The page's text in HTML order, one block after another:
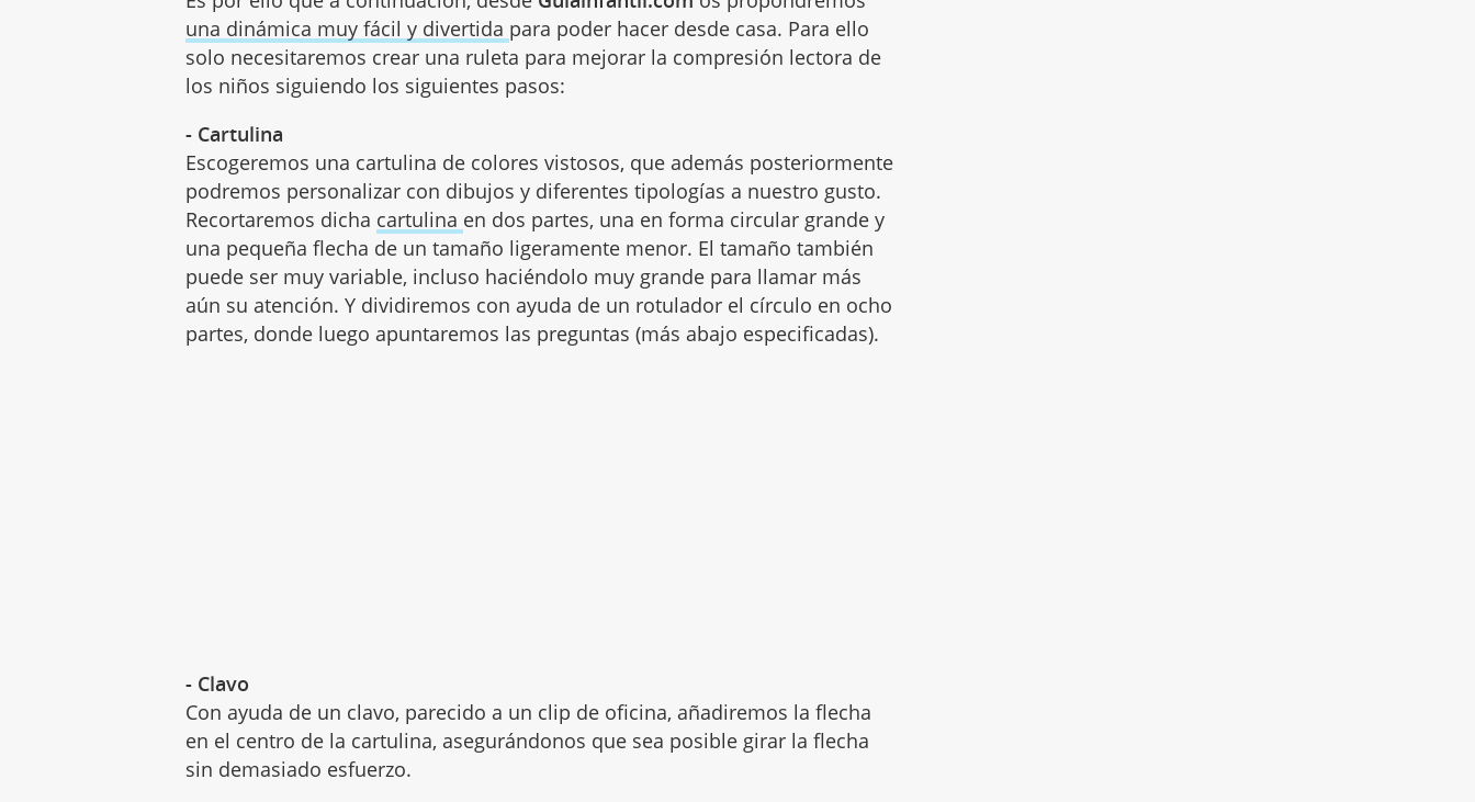
una dinámica muy fácil y divertida para poder hacer desde casa. Para ello
solo necesitaremos crear una ruleta para mejorar la compresión lectora de
los niños siguiendo los siguientes pasos:
- Cartulina
Escogeremos una cartulina de colores vistosos, que además posteriormente
podremos personalizar con dibujos y diferentes tipologías a nuestro gusto.
Recortaremos dicha cartulina en dos partes, una en forma circular grande y
una pequeña flecha de un tamaño ligeramente menor. El tamaño también
puede ser muy variable, incluso haciéndolo muy grande para llamar más
aún su atención. Y dividiremos con ayuda de un rotulador el círculo en ocho
partes, donde luego apuntaremos las preguntas (más abajo especificadas).
- Clavo
Con ayuda de un clavo, parecido a un clip de oficina, añadiremos la flecha
en el centro de la cartulina, asegurándonos que sea posible girar la flecha
sin demasiado esfuerzo.